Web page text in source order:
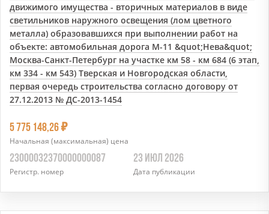
движимого имущества - вторичных материалов в виде
светильников наружного освещения (лом цветного
металла) образовавшихся при выполнении работ на
объекте: автомобильная дорога М-11 &quot;Нева&quot;
Москва-Санкт-Петербург на участке км 58 - км 684 (6 этап,
км 334 - км 543) Тверская и Новгородская области,
первая очередь строительства согласно договору от
27.12.2013 № ДС-2013-1454
5 775 148,267
Начальная (максимальная) цена
23000032370000000087
Регистр. номер
23 ИЮЛ 2026
Дата публикации